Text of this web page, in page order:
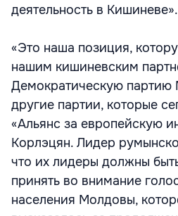
деятельность в Кишиневе».
«Это наша позиция,
нашим кишиневским
Демократическую партию
другие партии, которые
«Альянс за европейскую
Корлэцян. Лидер
что их лидеры должны
принять во внимание
населения Молдовы,